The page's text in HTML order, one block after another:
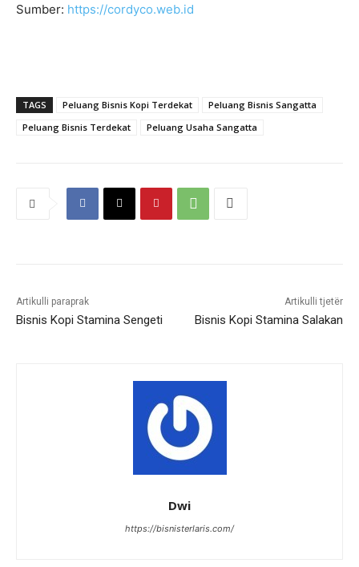
Sumber: https://cordyco.web.id
TAGS Peluang Bisnis Kopi Terdekat
Peluang Bisnis Sangatta
Peluang Bisnis Terdekat
Peluang Usaha Sangatta
Artikulli paraprak
Bisnis Kopi Stamina Sengeti
Artikulli tjetër
Bisnis Kopi Stamina Salakan
Dwi
https://bisnisterlaris.com/